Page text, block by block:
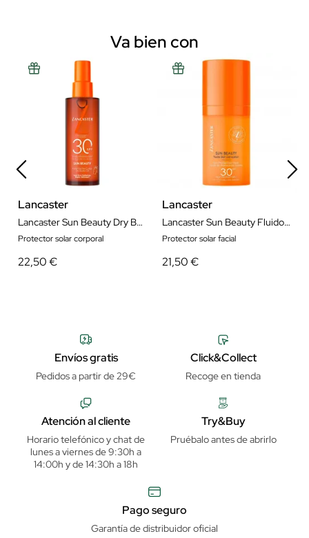
Va bien con
Lancaster
Lancaster Sun Beauty Dry Body Oil SPF30 150 ml
Protector solar corporal
22,50 €
Lancaster
Lancaster Sun Beauty Fluido Facial SPF30 30 ml
Protector solar facial
21,50 €
Envíos gratis
Pedidos a partir de 29€
Click&Collect
Recoge en tienda
Atención al cliente
Horario telefónico y chat de
lunes a viernes de 9:30h a
14:00h y de 14:30h a 18h
Try&Buy
Pruébalo antes de abrirlo
Pago seguro
Garantía de distribuidor oficial